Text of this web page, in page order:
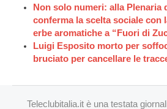
Non solo numeri: alla Plenaria
conferma la scelta sociale con
erbe aromatiche a “Fuori di
Luigi Esposito morto per
bruciato per cancellare le
Teleclubitalia.it è una testata